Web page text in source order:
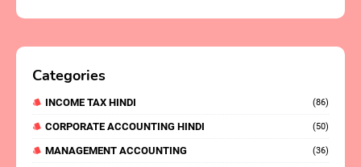
Categories
INCOME TAX HINDI (86)
CORPORATE ACCOUNTING HINDI (50)
MANAGEMENT ACCOUNTING (36)